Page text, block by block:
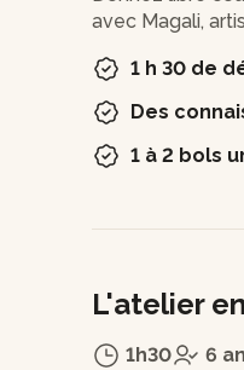
avec Magali,
1 h 30 de
Des
1 à 2 bols
L'atelier
1h30 6